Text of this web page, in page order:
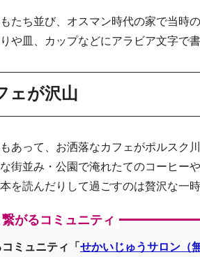
たち並び、オスマン時代の家で当時
や皿、カップなどにアラビア文字で
ェが沢山
あって、お洒落なカフェがポルスク
街並み・公園で淹れたてのコーヒー
を読んだりして過ごすのは贅沢な一時
がるコミュニティ
ミュニティ「 せかいじゅうサロン（無